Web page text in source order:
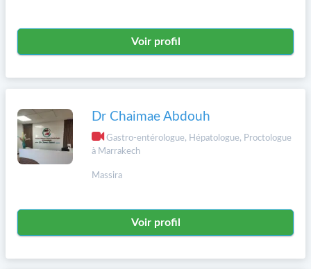
Voir profil
Dr Chaimae Abdouh
Gastro-entérologue, Hépatologue, Proctologue
à Marrakech
Massira
Voir profil